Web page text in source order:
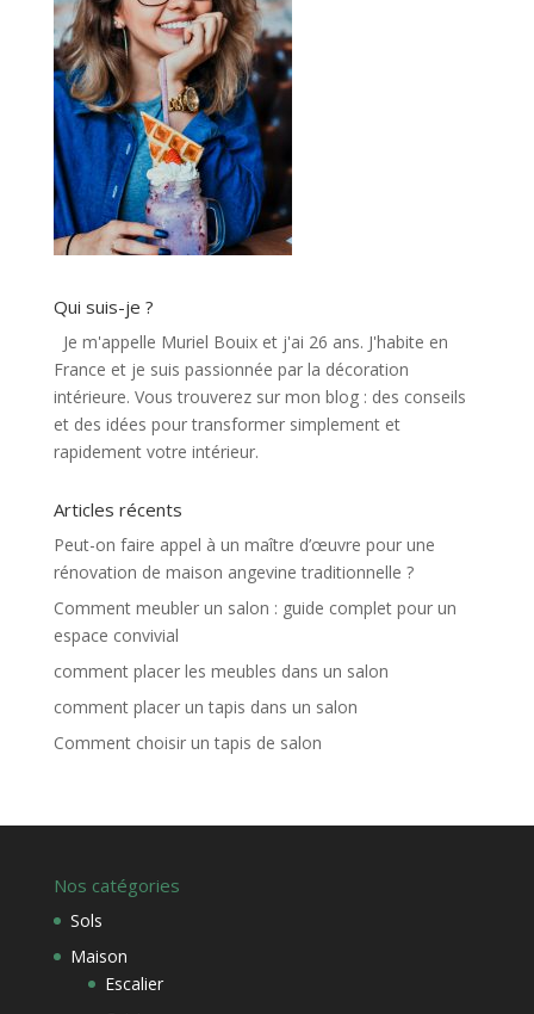
Qui suis-je ?
Je m'appelle Muriel Bouix et j'ai 26 ans. J'habite en
France et je suis passionnée par la décoration
intérieure. Vous trouverez sur mon blog : des conseils
et des idées pour transformer simplement et
rapidement votre intérieur.
Articles récents
Peut-on faire appel à un maître d’œuvre pour une
rénovation de maison angevine traditionnelle ?
Comment meubler un salon : guide complet pour un
espace convivial
comment placer les meubles dans un salon
comment placer un tapis dans un salon
Comment choisir un tapis de salon
Nos catégories
Sols
Maison
Escalier